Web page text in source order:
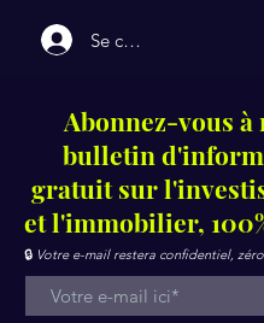
Se connecter
Abonnez-vous à
bulletin
gratuit sur
et l'immobilier,
🔒 Votre e-mail restera confidentiel,